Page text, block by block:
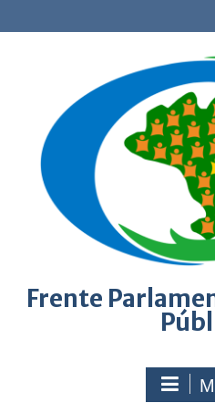
to
Frente